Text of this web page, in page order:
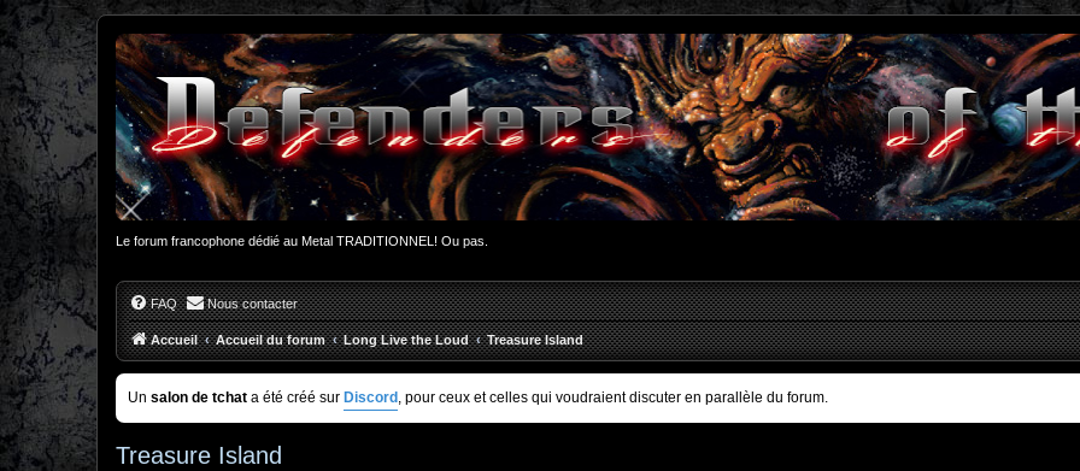
Le forum francophone dédié au Metal TRADITIONNEL! Ou pas.
FAQ Nous contacter
Accueil Accueil du forum Long Live the Loud Treasure Island
Un salon de tchat a été créé sur Discord , pour ceux et celles qui voudraient discuter en parallèle du forum.
Treasure Island